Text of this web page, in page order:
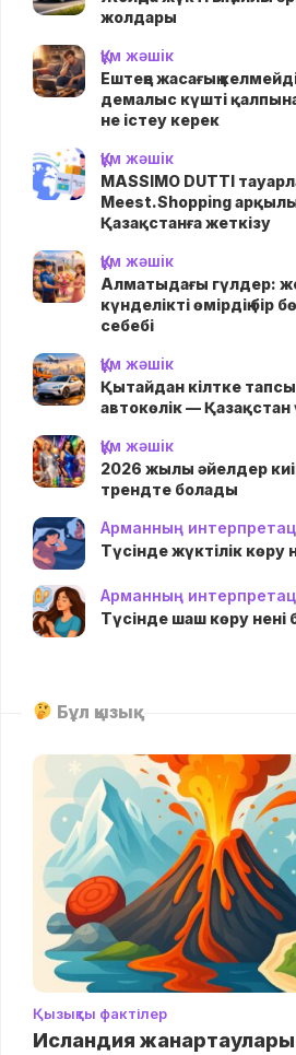
жолдары
Құм жәшік
Ештеңе жасағың
демалыс күшті
не істеу керек
Құм жәшік
MASSIMO DUTTI
Meest.Shopping
Қазақстанға жеткізу
Құм жәшік
Алматыдағы гүлдер:
күнделікті өмірдің бір
себебі
Құм жәшік
Қытайдан кілтке
автокөлік — Қазақстан
Құм жәшік
2026 жылы әйелдер
трендте болады
Арманның
Түсінде жүктілік көру
Арманның
Түсінде шаш көру нені
Бұл қызық
Қызықты фактілер
Исландия